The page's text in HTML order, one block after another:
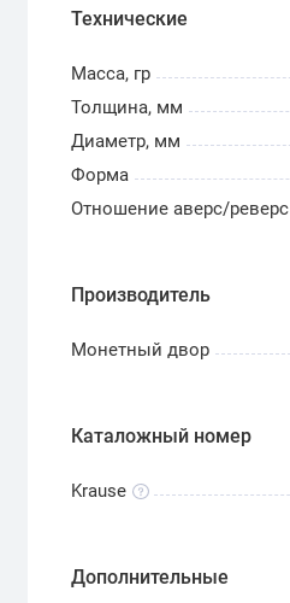
Технические
Масса, гр
Толщина, мм
Диаметр, мм
Форма
Отношение аверс/реверс
Производитель
Монетный двор
Каталожный номер
Krause
Дополнительные